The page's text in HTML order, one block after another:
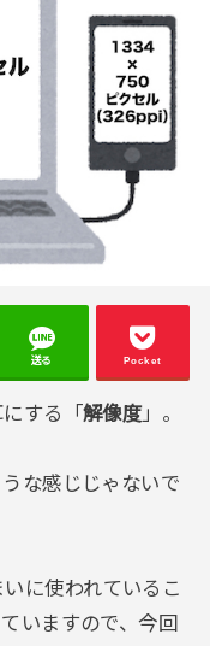
送る Pocket
する「解像度」。
な感じじゃないで
に使われているこ
いますので、今回